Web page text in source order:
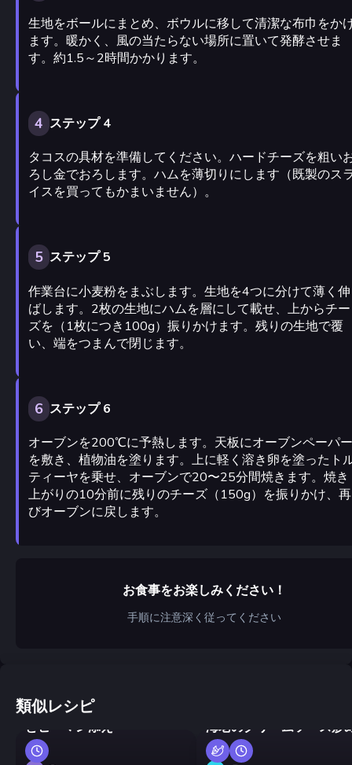
生地をボールにまとめ、ボウルに移して清潔な布巾をか
ます。暖かく、風の当たらない場所に置いて発酵させま
す。約1.5～2時間かかります。
4 ステップ 4
タコスの具材を準備してください。ハードチーズを粗い
ろし金でおろします。ハムを薄切りにします（既製のス
イスを買ってもかまいません）。
5 ステップ 5
作業台に小麦粉をまぶします。生地を4つに分けて薄く伸
ばします。2枚の生地にハムを層にして載せ、上からチー
ズを（1枚につき100g）振りかけます。残りの生地で覆
い、端をつまんで閉じます。
6 ステップ 6
オーブンを200℃に予熱します。天板にオーブンペーパー
を敷き、植物油を塗ります。上に軽く溶き卵を塗ったト
ティーヤを乗せ、オーブンで20〜25分間焼きます。焼き
上がりの10分前に残りのチーズ（150g）を振りかけ、再
びオーブンに戻します。
お食事をお楽しみください！
手順に注意深く従ってください
類似レシピ
ジョージア風卵料理 トマト
とピーマン添え
海老のクリームソース炒